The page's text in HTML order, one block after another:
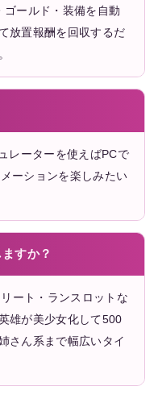
ールド・装備を自動
放置報酬を回収するだ
レーターを使えばPCで
ーションを楽しみたい
すか？
ート・ランスロットな
雄が美少女化して500
さん系まで幅広いタイ